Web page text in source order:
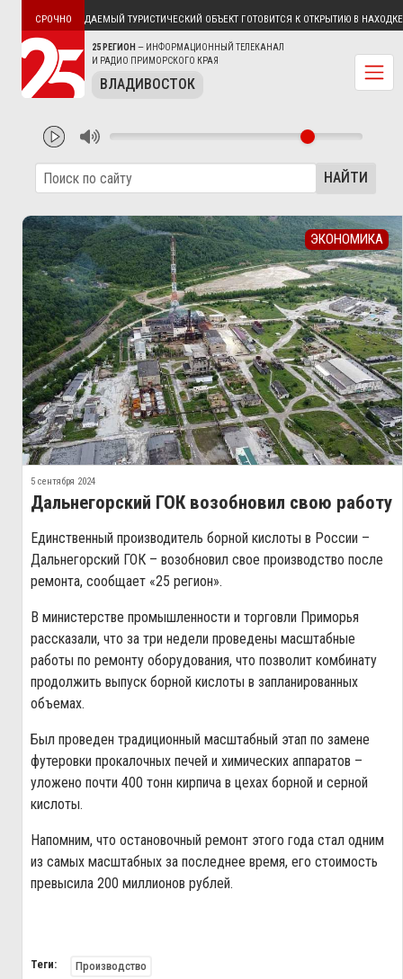
25 РЕГИОН — ИНФОРМАЦИОННЫЙ ТЕЛЕКАНАЛ
И РАДИО ПРИМОРСКОГО КРАЯ
ВЛАДИВОСТОК
СРОЧНО
ОБСУЖДАЕМЫЙ ТУРИСТИЧЕСКИЙ ОБЪЕКТ ГОТОВИТСЯ К ОТКРЫТИЮ В НАХОДКЕ
НАЙТИ
ЭКОНОМИКА
5 сентября 2024
Дальнегорский ГОК возобновил свою работу
Единственный производитель борной кислоты в России –
Дальнегорский ГОК – возобновил свое производство после
ремонта, сообщает «25 регион».
В министерстве промышленности и торговли Приморья
рассказали, что за три недели проведены масштабные
работы по ремонту оборудования, что позволит комбинату
продолжить выпуск борной кислоты в запланированных
объемах.
Был проведен традиционный масштабный этап по замене
футеровки прокалочных печей и химических аппаратов –
уложено почти 400 тонн кирпича в цехах борной и серной
кислоты.
Напомним, что остановочный ремонт этого года стал одним
из самых масштабных за последнее время, его стоимость
превысила 200 миллионов рублей.
Теги: Производство